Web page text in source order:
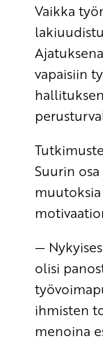
Vaikka
vapaisiin
Suurin
—
olisi
ihmisten
menoina